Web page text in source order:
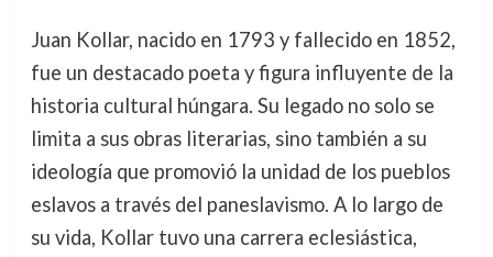
Juan Kollar, nacido en 1793 y fallecido en 1852,
fue un destacado poeta y figura influyente de la
historia cultural húngara. Su legado no solo se
limita a sus obras literarias, sino también a su
ideología que promovió la unidad de los pueblos
eslavos a través del paneslavismo. A lo largo de
su vida, Kollar tuvo una carrera eclesiástica,